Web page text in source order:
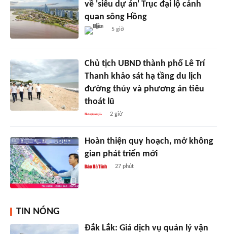
về 'siêu dự án' Trục đại lộ cảnh
quan sông Hồng
5 giờ
Chủ tịch UBND thành phố Lê Trí
Thanh khảo sát hạ tầng du lịch
đường thủy và phương án tiêu
thoát lũ
2 giờ
Hoàn thiện quy hoạch, mở không
gian phát triển mới
27 phút
TIN NÓNG
Đắk Lắk: Giá dịch vụ quản lý vận